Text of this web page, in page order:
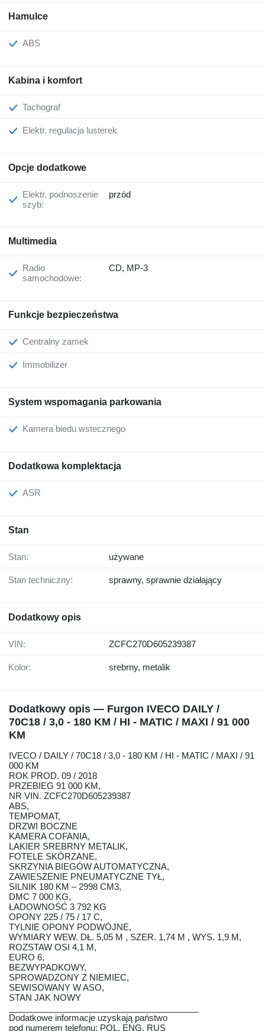
Hamulce
ABS
Kabina i komfort
Tachograf
Elektr. regulacja lusterek
Opcje dodatkowe
Elektr. podnoszenie
szyb:
przód
Multimedia
Radio
samochodowe:
CD, MP-3
Funkcje bezpieczeństwa
Centralny zamek
Immobilizer
System wspomagania parkowania
Kamera biedu wstecznego
Dodatkowa komplektacja
ASR
Stan
Stan: używane
Stan techniczny: sprawny, sprawnie działający
Dodatkowy opis
VIN: ZCFC270D605239387
Kolor: srebrny, metalik
Dodatkowy opis — Furgon IVECO DAILY /
70C18 / 3,0 - 180 KM / HI - MATIC / MAXI / 91 000
KM
IVECO / DAILY / 70C18 / 3,0 - 180 KM / HI - MATIC / MAXI / 91
000 KM
ROK PROD. 09 / 2018
PRZEBIEG 91 000 KM,
NR VIN. ZCFC270D605239387
ABS,
TEMPOMAT,
DRZWI BOCZNE
KAMERA COFANIA,
LAKIER SREBRNY METALIK,
FOTELE SKÓRZANE,
SKRZYNIA BIEGÓW AUTOMATYCZNA,
ZAWIESZENIE PNEUMATYCZNE TYŁ,
SILNIK 180 KM – 2998 CM3,
DMC 7 000 KG,
ŁADOWNOŚĆ 3 792 KG
OPONY 225 / 75 / 17 C,
TYLNIE OPONY PODWÓJNE,
WYMIARY WEW. DŁ. 5,05 M , SZER. 1,74 M , WYS. 1,9 M,
ROZSTAW OSI 4,1 M,
EURO 6,
BEZWYPADKOWY,
SPROWADZONY Z NIEMIEC,
SEWISOWANY W ASO,
STAN JAK NOWY
Dodatkowe informacje uzyskają państwo
pod numerem telefonu; POL, ENG, RUS